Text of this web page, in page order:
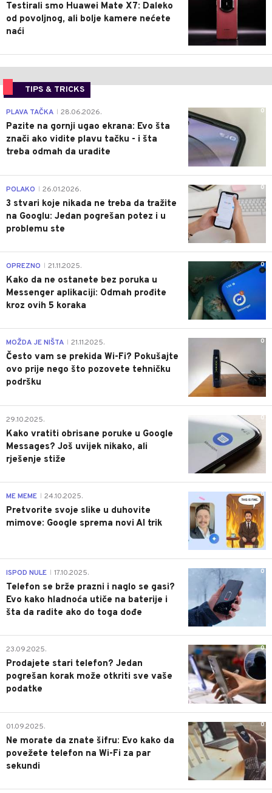
Testirali smo Huawei Mate X7: Daleko
od povoljnog, ali bolje kamere nećete
naći
TIPS & TRICKS
0
PLAVA TAČKA 28.06.2026.
Pazite na gornji ugao ekrana: Evo šta
znači ako vidite plavu tačku - i šta
treba odmah da uradite
0
POLAKO 26.01.2026.
3 stvari koje nikada ne treba da tražite
na Googlu: Jedan pogrešan potez i u
problemu ste
0
OPREZNO 21.11.2025.
Kako da ne ostanete bez poruka u
Messenger aplikaciji: Odmah prođite
kroz ovih 5 koraka
0
MOŽDA JE NIŠTA 21.11.2025.
Često vam se prekida Wi-Fi? Pokušajte
ovo prije nego što pozovete tehničku
podršku
0
29.10.2025.
Kako vratiti obrisane poruke u Google
Messages? Još uvijek nikako, ali
rješenje stiže
0
ME MEME 24.10.2025.
Pretvorite svoje slike u duhovite
mimove: Google sprema novi AI trik
0
ISPOD NULE 17.10.2025.
Telefon se brže prazni i naglo se gasi?
Evo kako hladnoća utiče na baterije i
šta da radite ako do toga dođe
0
23.09.2025.
Prodajete stari telefon? Jedan
pogrešan korak može otkriti sve vaše
podatke
0
01.09.2025.
Ne morate da znate šifru: Evo kako da
povežete telefon na Wi-Fi za par
sekundi